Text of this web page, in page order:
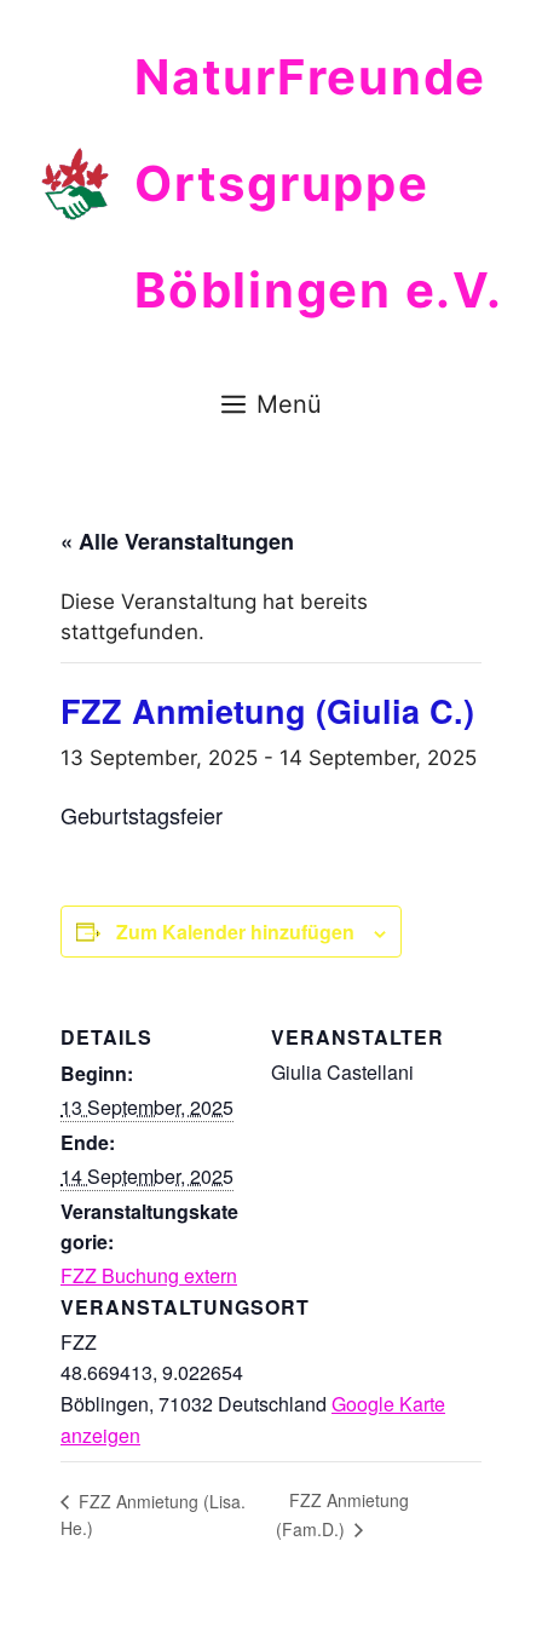
NaturFreunde
Ortsgruppe
Böblingen e.V.
Menü
« Alle Veranstaltungen
Diese Veranstaltung hat bereits
stattgefunden.
FZZ Anmietung (Giulia C.)
13 September, 2025 - 14 September, 2025
Geburtstagsfeier
Zum Kalender hinzufügen
DETAILS
Beginn:
13 September, 2025
Ende:
14 September, 2025
Veranstaltungskate
gorie:
FZZ Buchung extern
VERANSTALTUNGSORT
FZZ
48.669413, 9.022654
Böblingen, 71032 Deutschland Google Karte
anzeigen
VERANSTALTER
Giulia Castellani
FZZ Anmietung (Lisa.
He.)
FZZ Anmietung
(Fam.D.)